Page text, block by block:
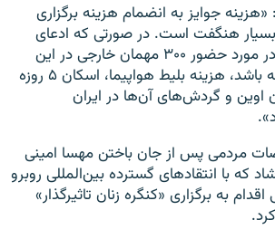
جوایز به انضمام هزینه برگزاری
بسیار هنگفت است. در صورتی که ادعای
برگزارکنندگان کنگره در مورد حضور ۳۰۰ مهمان خارجی در این
نشست صحت داشته باشد، هزینه بلیط هواپیما، اسکان ۵ روزه
اوین و گردش‌های آن‌ها در ایران
مردمی پس از جان باختن مهسا امینی
که با انتقادهای گسترده بین‌المللی روبرو
به برگزاری «کنگره زنان تاثیرگذار»